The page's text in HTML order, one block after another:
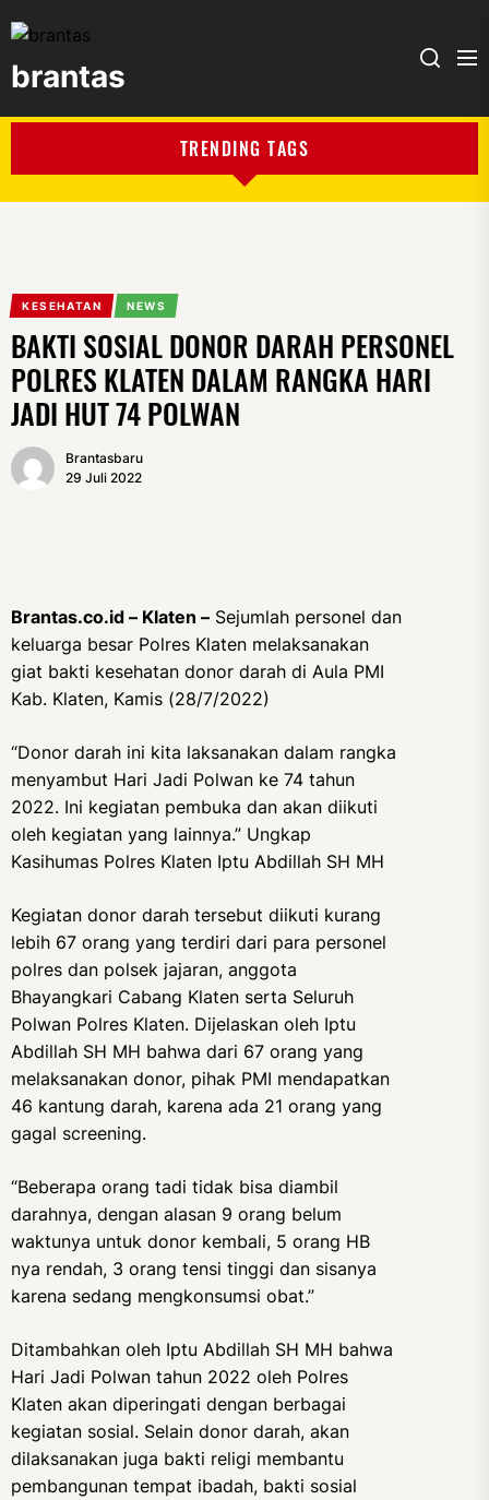
brantas
TRENDING TAGS
KESEHATAN NEWS
BAKTI SOSIAL DONOR DARAH PERSONEL
POLRES KLATEN DALAM RANGKA HARI
JADI HUT 74 POLWAN
Brantasbaru
29 Juli 2022
Brantas.co.id – Klaten – Sejumlah personel dan
keluarga besar Polres Klaten melaksanakan
giat bakti kesehatan donor darah di Aula PMI
Kab. Klaten, Kamis (28/7/2022)
“Donor darah ini kita laksanakan dalam rangka
menyambut Hari Jadi Polwan ke 74 tahun
2022. Ini kegiatan pembuka dan akan diikuti
oleh kegiatan yang lainnya.” Ungkap
Kasihumas Polres Klaten Iptu Abdillah SH MH
Kegiatan donor darah tersebut diikuti kurang
lebih 67 orang yang terdiri dari para personel
polres dan polsek jajaran, anggota
Bhayangkari Cabang Klaten serta Seluruh
Polwan Polres Klaten. Dijelaskan oleh Iptu
Abdillah SH MH bahwa dari 67 orang yang
melaksanakan donor, pihak PMI mendapatkan
46 kantung darah, karena ada 21 orang yang
gagal screening.
“Beberapa orang tadi tidak bisa diambil
darahnya, dengan alasan 9 orang belum
waktunya untuk donor kembali, 5 orang HB
nya rendah, 3 orang tensi tinggi dan sisanya
karena sedang mengkonsumsi obat.”
Ditambahkan oleh Iptu Abdillah SH MH bahwa
Hari Jadi Polwan tahun 2022 oleh Polres
Klaten akan diperingati dengan berbagai
kegiatan sosial. Selain donor darah, akan
dilaksanakan juga bakti religi membantu
pembangunan tempat ibadah, bakti sosial